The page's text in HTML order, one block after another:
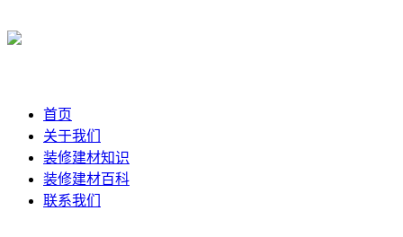
首页
关于我们
装修建材知识
装修建材百科
联系我们